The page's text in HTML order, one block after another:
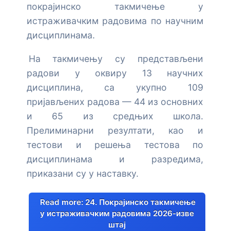
Основе Arduino програмирања
Мерење растојања помоћу ултразвучног сензора
HC-SR04 и Arduino плоче
Мерење температуре и влажности помоћу DHT11
сензора
Вежба: Arduino и сензор осветљења (LDR)
Увод у примењену електронику
Вежбе са ESP32
Мерење растојања помоћу HC-SR04 сензора и
ESP32 платформе
Вежба: Управљање SG90 серво мотором помоћу
MPU-9250 senzor pokreta i orijentacije sa ESP32 |
Uvod u IMU senzore
Вежба: Сензор светлости са ESP32 платформом
Вежба: Магнетометар MPU-9250 – Дигитални
покрајинско такмичење у
истраживачким радовима по научним
дисциплинама.
На такмичењу су представљени
радови у оквиру 13 научних
дисциплина, са укупно 109
пријављених радова — 44 из основних
и 65 из средњих школа.
Прелиминарни резултати, као и
тестови и решења тестова по
дисциплинама и разредима,
приказани су у наставку.
Read more: 24. Покрајинско такмичење
у истраживачким радовима 2026-изве
штај